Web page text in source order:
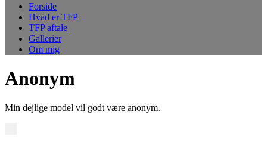
Forside
Hvad er TFP
TFP aftale
Gallerier
Om mig
Anonym
Min dejlige model vil godt være anonym.